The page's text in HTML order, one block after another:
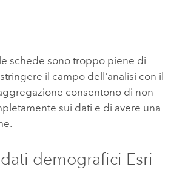
schede sono troppo piene di
il campo dell'analisi con il
consentono di non
sui dati e di avere una
demografici Esri